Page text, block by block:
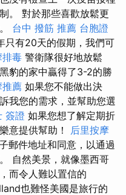
。 對於那些喜歡放鬆更
台中 撥筋 推薦 台胞證
只有20天的假期，我們可
排毒 警衛隊很好地放鬆
豹的家中贏得了3-2的勝
推薦 如果您不能做出決
我您的需求，並幫助您選
簽證 如果您想了解定期折
意提供幫助！ 后里按摩
郵件地址和同意，以通過
自然美景，就像墨西哥
而令人難以置信的
也難怪美國是旅行的